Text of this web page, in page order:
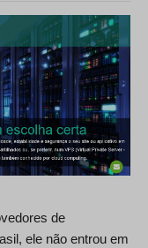
de
ele não entrou em